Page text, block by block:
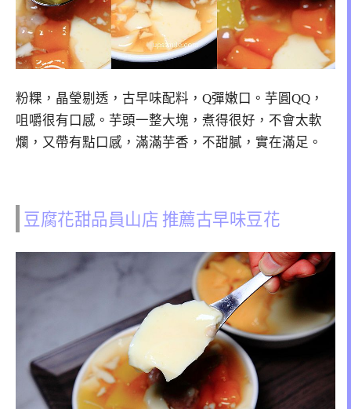
粉粿，晶瑩剔透，古早味配料，Q彈嫩口。芋圓QQ，
咀嚼很有口感。芋頭一整大塊，煮得很好，不會太軟
爛，又帶有點口感，滿滿芋香，不甜膩，實在滿足。
豆腐花甜品員山店 推薦古早味豆花